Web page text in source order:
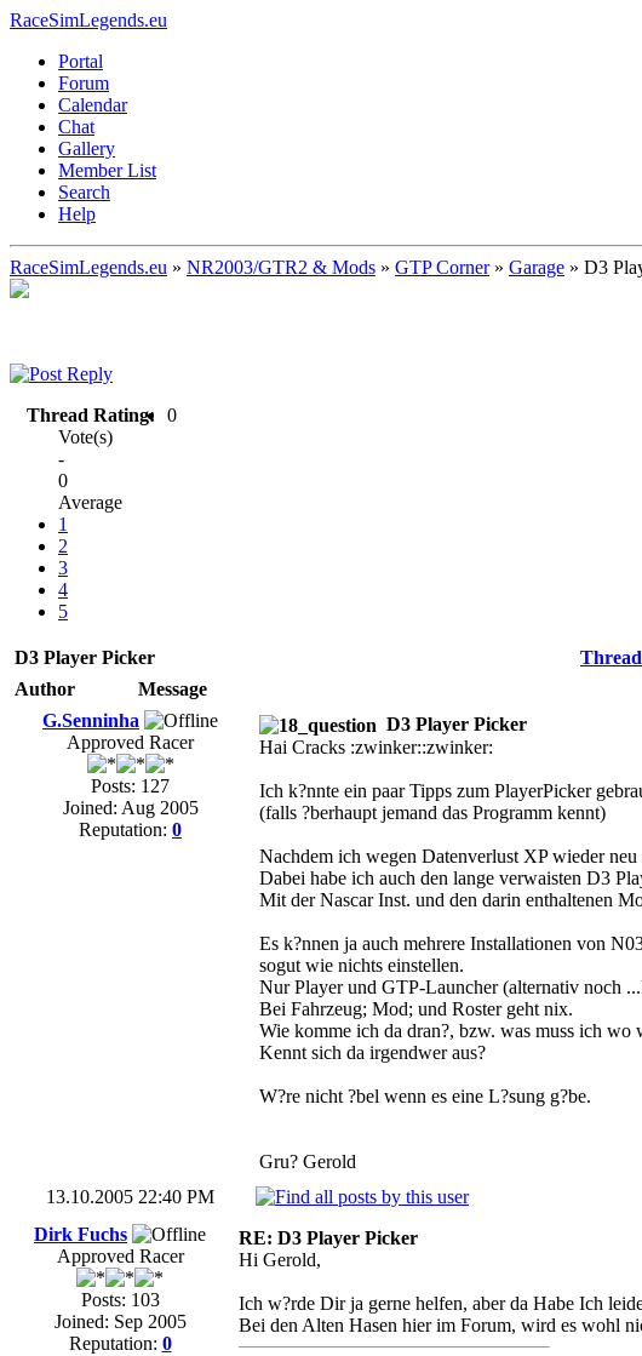
RaceSimLegends.eu
Portal
Forum
Calendar
Chat
Gallery
Member List
Search
Help
RaceSimLegends.eu » NR2003/GTR2 & Mods » GTP Corner» Garage » D3
Thread Rating:
0
Vote(s)
-
0
Average
1
2
3
4
5
D3 Player Picker
Author
Message
G.Senninha
Approved Racer
Posts: 127
Joined: Aug 2005
Reputation: 0
D3 Player Picker
Hai Cracks :zwinker::zwinker:
Ich k?nnte ein paar Tipps zum PlayerPicker
(falls ?berhaupt jemand das Programm kennt)
Nachdem ich wegen Datenverlust XP wieder
Dabei habe ich auch den lange verwaisten D3
Mit der Nascar Inst. und den darin enthaltenen
Es k?nnen ja auch mehrere Installationen von
sogut wie nichts einstellen.
Nur Player und GTP-Launcher (alternativ noch
Bei Fahrzeug; Mod; und Roster geht nix.
Wie komme ich da dran?, bzw. was muss ich
Kennt sich da irgendwer aus?
W?re nicht ?bel wenn es eine L?sung g?be.
Gru? Gerold
13.10.2005 22:40 PM
Dirk Fuchs
Approved Racer
Posts: 103
Joined: Sep 2005
Reputation: 0
RE: D3 Player Picker
Hi Gerold,
Ich w?rde Dir ja gerne helfen, aber da Habe Ich
Bei den Alten Hasen hier im Forum, wird es wohl